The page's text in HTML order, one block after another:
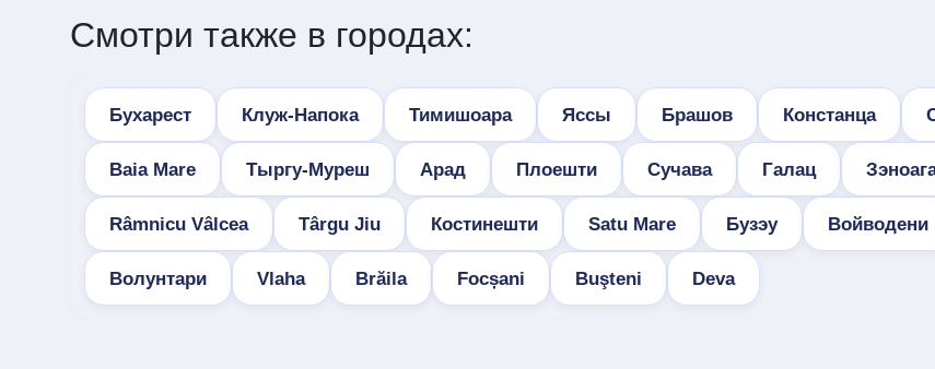
Смотри также в городах:
Бухарест Клуж-Напока Тимишоара Яссы Брашов Констанца
Baia Mare Тыргу-Муреш Арад Плоешти Сучава Галац
Râmnicu Vâlcea Târgu Jiu Костинешти Satu Mare Бузэу Войводени
Волунтари Vlaha Brăila Focșani Buşteni Deva